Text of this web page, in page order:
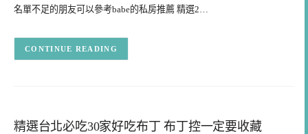
名單不足的朋友可以參考babe的私房推薦 精選2…
CONTINUE READING
精選台北必吃30家好吃布丁 布丁控一定要收藏